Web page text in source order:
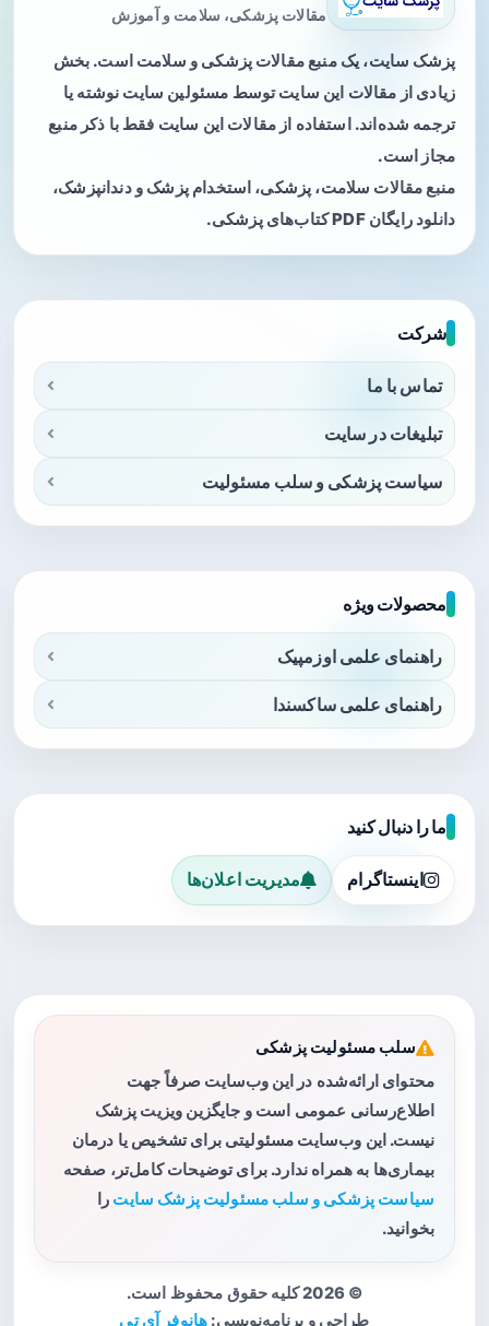
مقالات پزشکی، سلامت و آموزش
پزشک سایت، یک منبع مقالات پزشکی و سلامت است. بخش
زیادی از مقالات این سایت توسط مسئولین سایت نوشته یا
ترجمه شده‌اند. استفاده از مقالات این سایت فقط با ذکر منبع
مجاز است.
منبع مقالات سلامت، پزشکی، استخدام پزشک و دندانپزشک،
دانلود رایگان PDF کتاب‌های پزشکی.
شرکت
تماس با ما
تبلیغات در سایت
سیاست پزشکی و سلب مسئولیت
محصولات ویژه
راهنمای علمی اوزمپیک
راهنمای علمی ساکسندا
ما را دنبال کنید
اینستاگرام مدیریت اعلان‌ها
سلب مسئولیت پزشکی
محتوای ارائه‌شده در این وب‌سایت صرفاً جهت
اطلاع‌رسانی عمومی است و جایگزین ویزیت پزشک
نیست. این وب‌سایت مسئولیتی برای تشخیص یا درمان
بیماری‌ها به همراه ندارد. برای توضیحات کامل‌تر، صفحه
سیاست پزشکی و سلب مسئولیت پزشک سایت را
بخوانید.
© 2026 کلیه حقوق محفوظ است.
طراحی و برنامه‌نویسی: هانوفر آی تی